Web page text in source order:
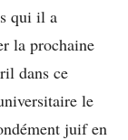
qui il a
la prochaine
dans ce
le
juif en